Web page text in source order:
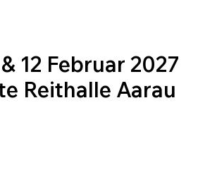
& 12 Februar 2027
Reithalle Aarau